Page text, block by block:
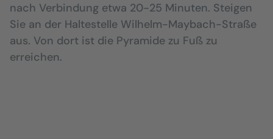
nach Verbindung etwa 20-25 Minuten. Steigen
Sie an der Haltestelle Wilhelm-Maybach-Straße
aus. Von dort ist die Pyramide zu Fuß zu
erreichen.